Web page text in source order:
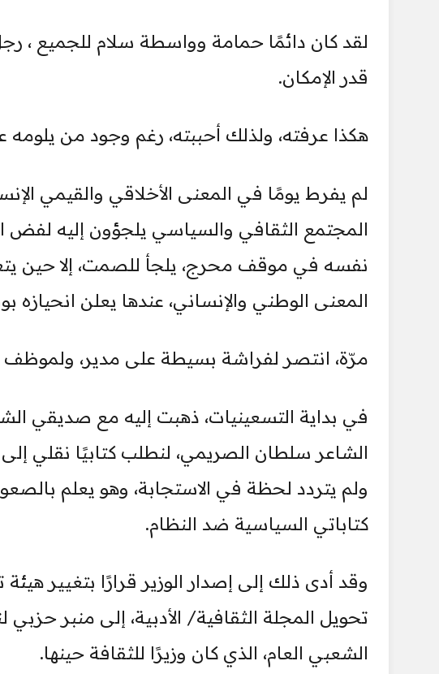
لقد كان دائمًا حمامة وواسطة سلام للجميع ،
قدر الإمكان.
هكذا عرفته، ولذلك أحببته، رغم وجود من يلومه
لم يفرط يومًا في المعنى الأخلاقي والقيمي
المجتمع الثقافي والسياسي يلجؤون إليه لفض
نفسه في موقف محرج، يلجأ للصمت، إلا حين
المعنى الوطني والإنساني، عندها يعلن انحيازه
مرّة، انتصر لفراشة بسيطة على مدير،
في بداية التسعينيات، ذهبت إليه مع صديقي
الشاعر سلطان الصريمي، لنطلب كتابيًا نقلي
ولم يتردد لحظة في الاستجابة، وهو يعلم
كتاباتي السياسية ضد النظام.
وقد أدى ذلك إلى إصدار الوزير قرارًا بتغيير
تحويل المجلة الثقافية/ الأدبية، إلى منبر حزبي
الشعبي العام، الذي كان وزيرًا للثقافة حينها.